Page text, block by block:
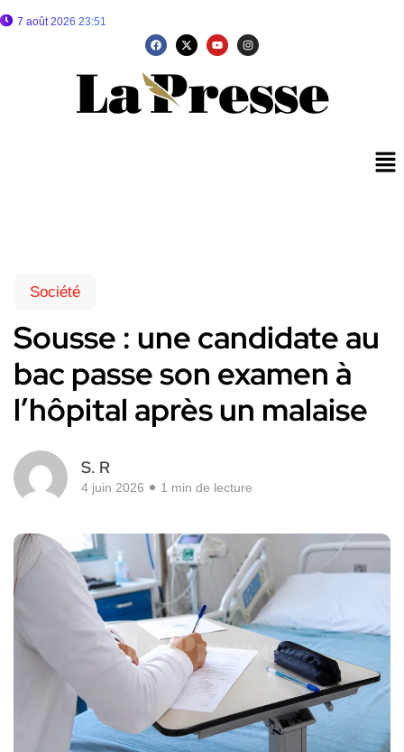
7 août 2026 23:51
Société
Sousse : une candidate au
bac passe son examen à
l’hôpital après un malaise
S. R
4 juin 2026 1 min de lecture